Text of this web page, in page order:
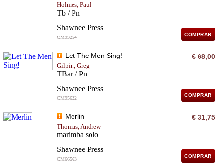
Holmes, Paul
Tb / Pn
Shawnee Press
CM93254
COMPRAR
Let The Men Sing!
Gilpin, Greg
TBar / Pn
Shawnee Press
CM95622
€ 68,00
COMPRAR
Merlin
Thomas, Andrew
marimba solo
Shawnee Press
CM66563
€ 31,75
COMPRAR